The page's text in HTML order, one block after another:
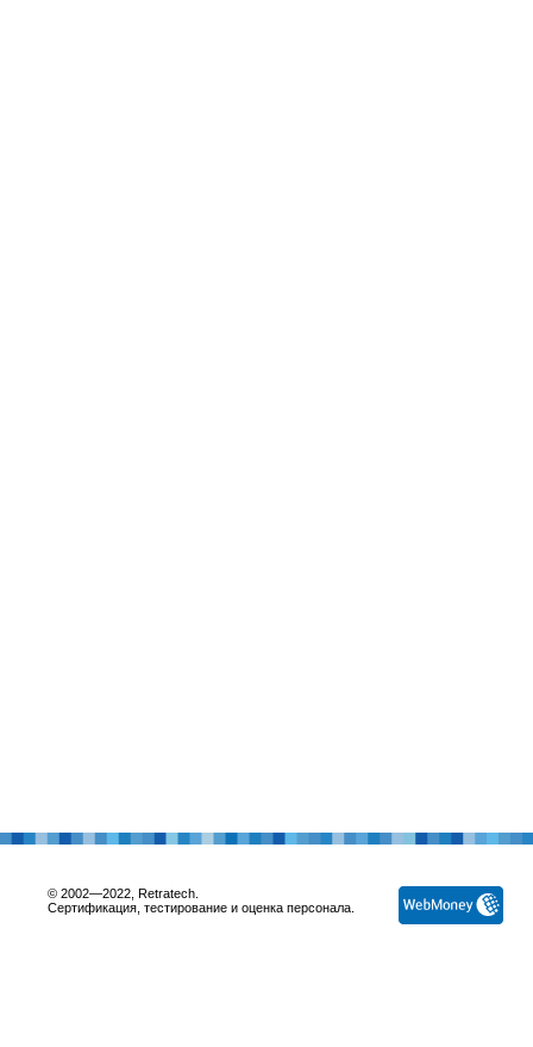
© 2002—2022, Retratech.
Сертификация, тестирование и оценка персонала.